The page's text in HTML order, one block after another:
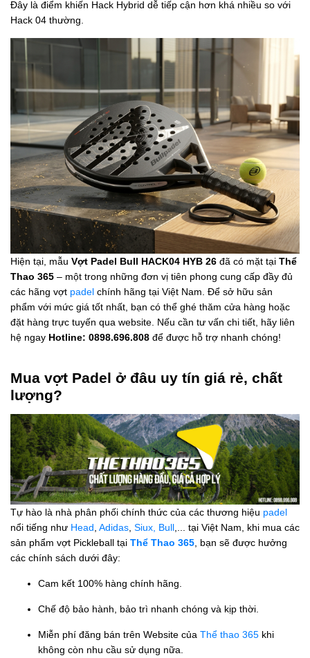
Đây là điểm khiến Hack Hybrid dễ tiếp cận hơn khá nhiều so với
Hack 04 thường.
Hiện tại, mẫu Vợt Padel Bull HACK04 HYB 26 đã có mặt tại Thể
Thao 365 – một trong những đơn vị tiên phong cung cấp đầy đủ
các hãng vợt padel chính hãng tại Việt Nam. Để sở hữu sản
phẩm với mức giá tốt nhất, bạn có thể ghé thăm cửa hàng hoặc
đặt hàng trực tuyến qua website. Nếu cần tư vấn chi tiết, hãy liên
hệ ngay Hotline: 0898.696.808 để được hỗ trợ nhanh chóng!
Mua vợt Padel ở đâu uy tín giá rẻ, chất
lượng?
Tự hào là nhà phân phối chính thức của các thương hiệu padel
nổi tiếng như Head, Adidas, Siux, Bull,... tại Việt Nam, khi mua các
sản phẩm vợt Pickleball tại Thể Thao 365, bạn sẽ được hưởng
các chính sách dưới đây:
Cam kết 100% hàng chính hãng.
Chế độ bảo hành, bảo trì nhanh chóng và kịp thời.
Miễn phí đăng bán trên Website của Thể thao 365 khi
không còn nhu cầu sử dụng nữa.